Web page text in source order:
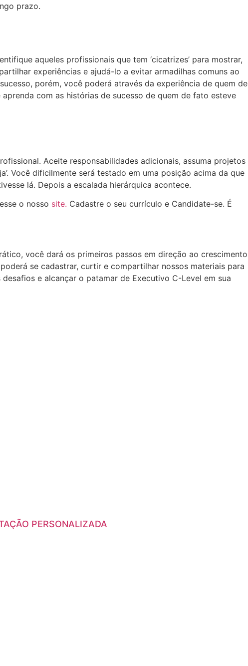
prazo.
aqueles profissionais que tem ‘cicatrizes’ para mostrar,
experiências e ajudá-lo a evitar armadilhas comuns ao
porém, você poderá através da experiência de quem de
com as histórias de sucesso de quem de fato esteve
Aceite responsabilidades adicionais, assuma projetos
Você dificilmente será testado em uma posição acima da que
lá. Depois a escalada hierárquica acontece.
o nosso site. Cadastre o seu currículo e Candidate-se. É
você dará os primeiros passos em direção ao crescimento
se cadastrar, curtir e compartilhar nossos materiais para
e alcançar o patamar de Executivo C-Level em sua
PERSONALIZADA